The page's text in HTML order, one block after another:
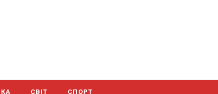
СВІТ СПОРТ